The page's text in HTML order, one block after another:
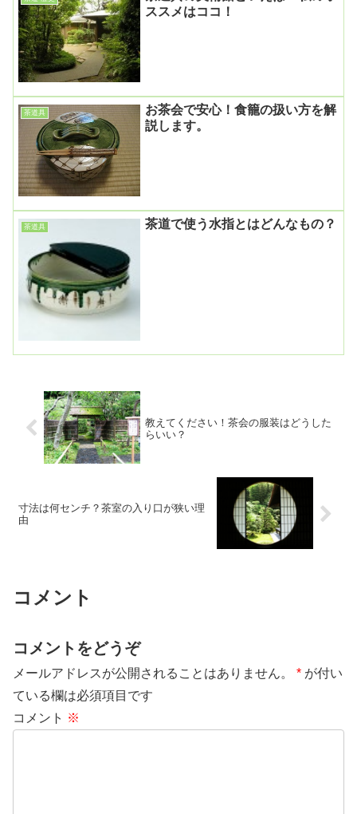
ススメはココ！
茶道具
お茶会で安心！食籠の扱い方を解
説します。
茶道具 茶道で使う水指とはどんなもの？
教えてください！茶会の服装はどうした
らいい？
寸法は何センチ？茶室の入り口が狭い理
由
コメント
コメントをどうぞ
メールアドレスが公開されることはありません。 * が付い
ている欄は必須項目です
コメント ※